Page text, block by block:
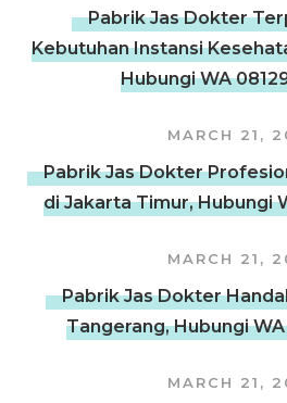
Pabrik Jas Dokter
Kebutuhan Instansi
Hubungi WA
MARCH 21,
Pabrik Jas Dokter
di Jakarta Timur, Hubungi
MARCH 21,
Pabrik Jas Dokter
Tangerang, Hubungi WA
MARCH 21,